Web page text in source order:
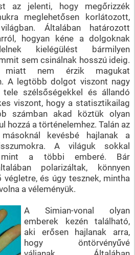
az jelenti, hogy megőrizzék
meglehetősen korlátozott,
Általában határozott
hogyan kéne a dolgoknak
kielégülést bármilyen
sem csinálnak hosszú ideig.
miatt nem érzik magukat
A legtöbb dolgot viszont nagy
szélsőségekkel és állandó
viszont, hogy a statisztikailag
számban akad köztük olyan
hozzá a történelemhez. Talán az
kevésbé hajlanak a
A világuk sokkal
mint a többi emberé. Bár
polarizáltak, könnyen
végletre, és úgy tesznek, mintha
a véleményük.
A Simian-vonal olyan
emberek kezén található,
aki erősen hajlanak arra,
hogy öntörvényűvé